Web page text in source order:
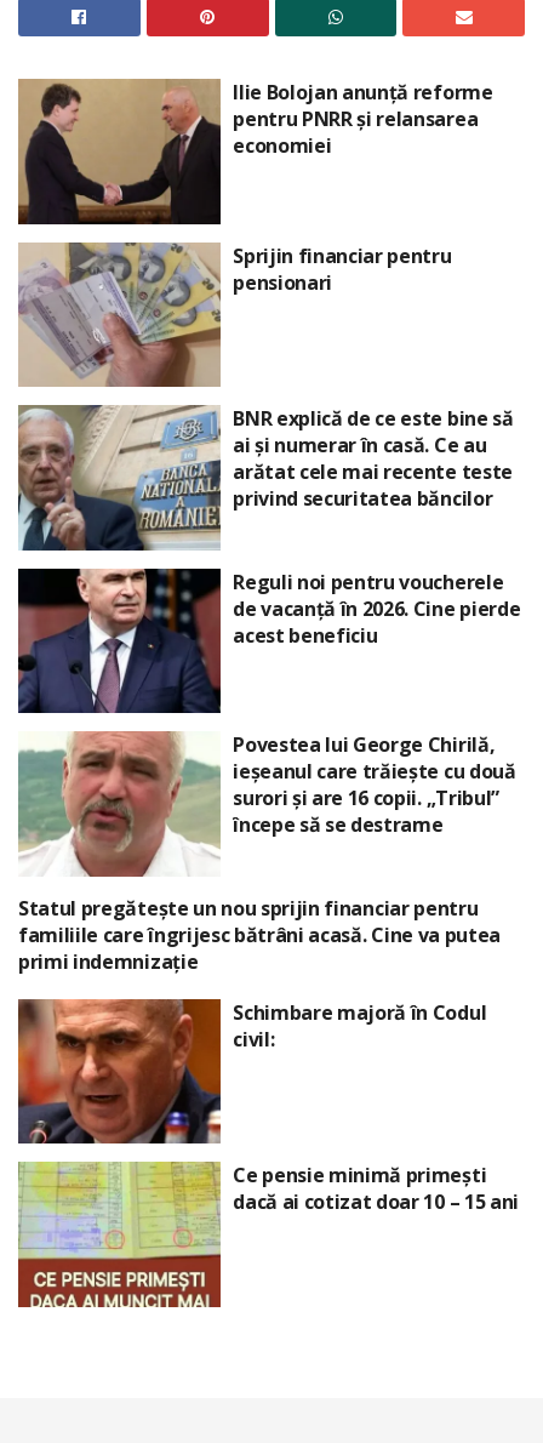
Ilie Bolojan anunță reforme
pentru PNRR și relansarea
economiei
Sprijin financiar pentru
pensionari
BNR explică de ce este bine să
ai și numerar în casă. Ce au
arătat cele mai recente teste
privind securitatea băncilor
Reguli noi pentru voucherele
de vacanță în 2026. Cine pierde
acest beneficiu
Povestea lui George Chirilă,
ieșeanul care trăiește cu două
surori și are 16 copii. „Tribul”
începe să se destrame
Statul pregătește un nou sprijin financiar pentru
familiile care îngrijesc bătrâni acasă. Cine va putea
primi indemnizație
Schimbare majoră în Codul
civil:
Ce pensie minimă primești
dacă ai cotizat doar 10 – 15 ani